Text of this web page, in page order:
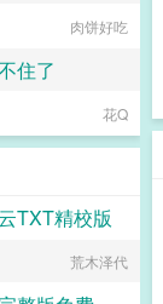
肉饼好吃
住了
半日奔波半日闲
花Q
TXT精校版
偶米粉
荒木泽代